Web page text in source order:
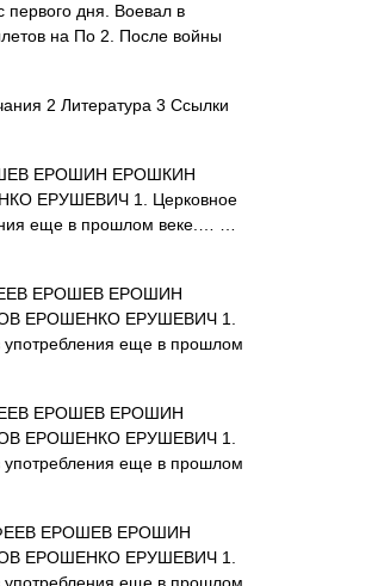
первого дня. Воевал в
на По 2. После войны
2 Литература 3 Ссылки
ЕРОШИН ЕРОШКИН
ЕРУШЕВИЧ 1. Церковное
еще в прошлом веке.… …
ЕРОШЕВ ЕРОШИН
ЕРОШЕНКО ЕРУШЕВИЧ 1.
еще в прошлом
ЕРОШЕВ ЕРОШИН
ЕРОШЕНКО ЕРУШЕВИЧ 1.
еще в прошлом
ЕРОШЕВ ЕРОШИН
ЕРОШЕНКО ЕРУШЕВИЧ 1.